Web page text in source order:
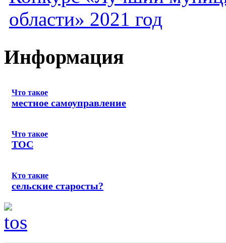
области» 2021 год
Информация
Что такое
местное самоуправление
Что такое
ТОС
Кто такие
сельские старосты?